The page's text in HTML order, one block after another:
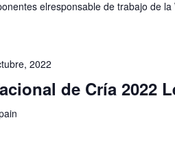
elresponsable de trabajo de
2022
de Cría 2022